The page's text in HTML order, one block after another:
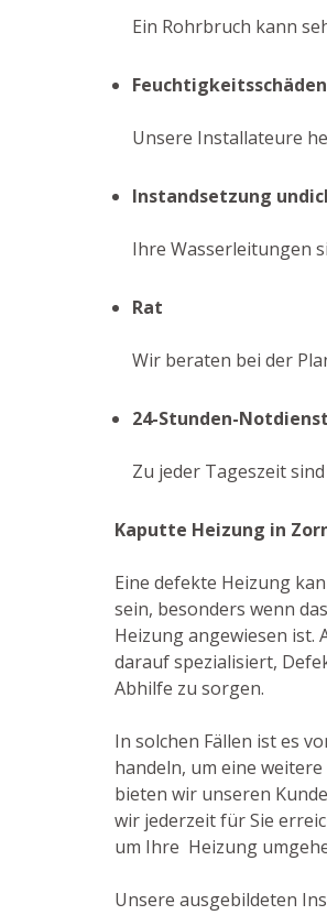
Ein Rohrbruch kann
Unsere Installateure
Instandsetzung
Ihre Wasserleitungen
Rat
Wir beraten bei der
24-Stunden-Notdienst
Zu jeder Tageszeit
Kaputte Heizung in
Eine defekte Heizung
sein, besonders wenn
Heizung angewiesen ist.
darauf spezialisiert,
Abhilfe zu sorgen.
In solchen Fällen ist es
handeln, um eine
bieten wir unseren
wir jederzeit für Sie
um Ihre Heizung
Unsere ausgebildeten